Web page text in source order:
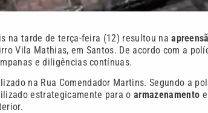
na tarde de terça-feira (12) resultou na
Vila Mathias, em Santos. De acordo com a
e diligências contínuas.
na Rua Comendador Martins. Segundo a
estrategicamente para oarmazenamento